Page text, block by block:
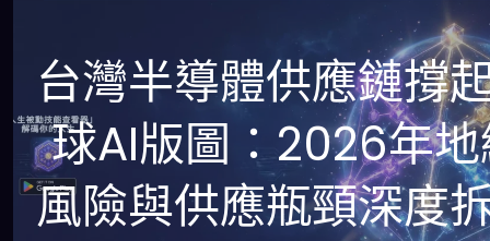
台灣半導體供應鏈撐
球AI版圖：2026年
風險與供應瓶頸深度